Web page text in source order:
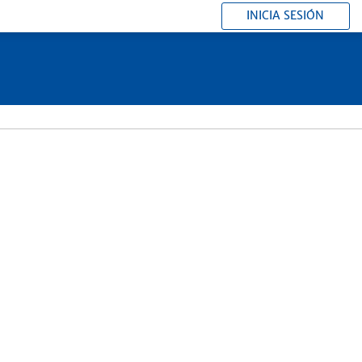
INICIA SESIÓN